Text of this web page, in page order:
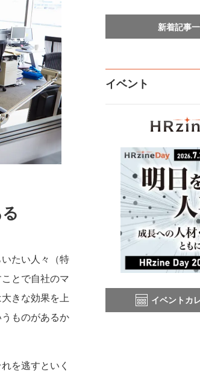
たい人々（特
とで自社のマ
きな効果を上
ものがあるか
を逃すといく
新着記事
イベント
イベントカ